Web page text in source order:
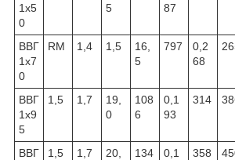
1x5
0
5
87
ВВГ
1x7
0
RM 1,4 1,5
16,
5
797
0,2
68
ВВГ
1x9
5
1,5 1,7
19,
0
108
6
0,1
93
314
ВВГ
1,5 1,7
20,
134
0,1
358